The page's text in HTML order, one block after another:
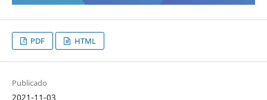
PDF HTML
Publicado
2021-11-03